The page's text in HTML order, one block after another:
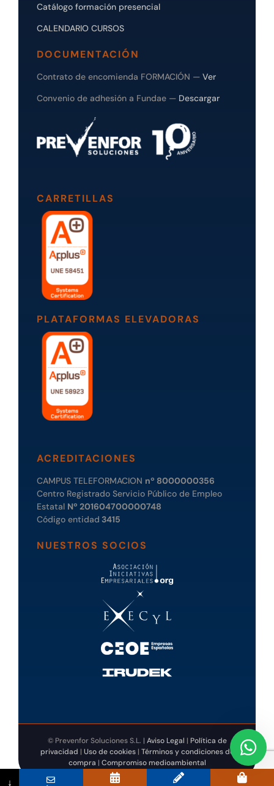
Catálogo formación presencial
CALENDARIO CURSOS
DOCUMENTACIÓN
Contrato de encomienda FORMACIÓN — Ver
Convenio de adhesión a Fundae — Descargar
CARRETILLAS
PLATAFORMAS ELEVADORAS
ACREDITACIONES
CAMPUS TELEFORMACION nº 8000000356
Centro Registrado Servicio Público de Empleo
Estatal Nº 201604700000748
Código entidad 3415
NUESTROS SOCIOS
© Prevenfor Soluciones S.L. | Aviso Legal | Política de
privacidad | Uso de cookies| Términos y condiciones de
compra | Compromiso medioambiental
↓